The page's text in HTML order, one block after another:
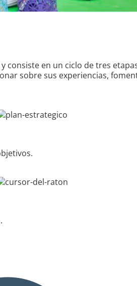
y consiste en un ciclo de tres
sobre sus experiencias,